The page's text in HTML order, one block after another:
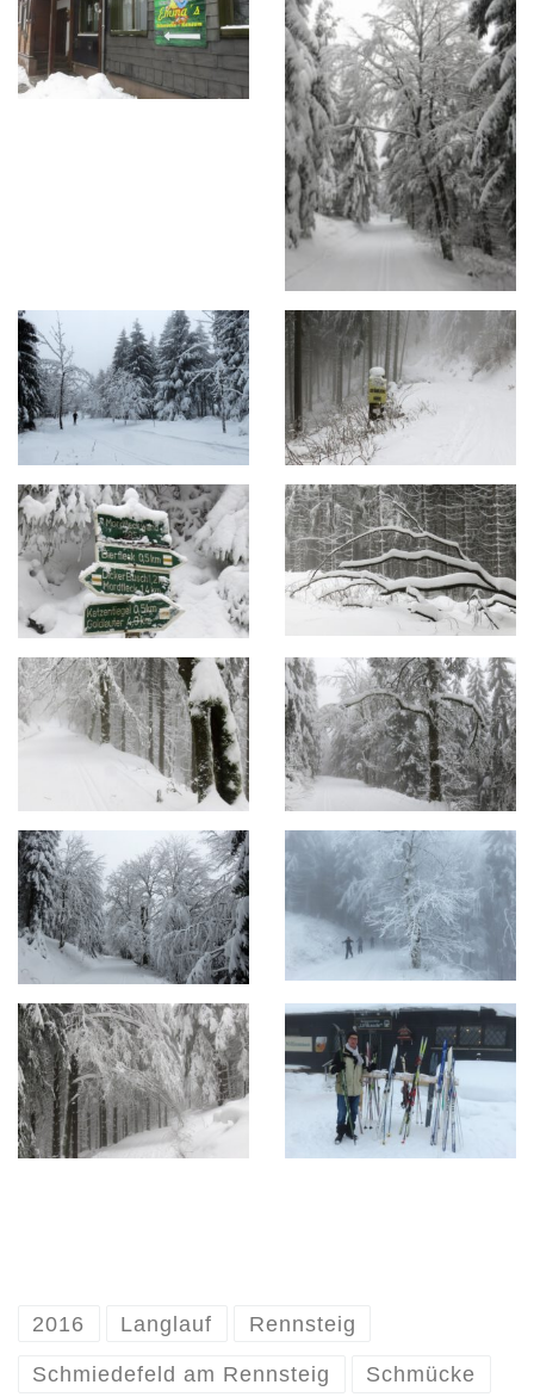
2016 Langlauf Rennsteig
Schmiedefeld am Rennsteig Schmücke